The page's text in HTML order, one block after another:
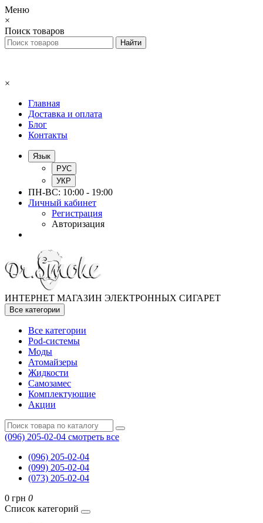
Меню
×
Поиск товаров
×
Главная
Доставка и оплата
Блог
Контакты
Язык
РУС
УКР
ПН-ВС: 10:00 - 19:00
Личный кабинет
Регистрация
Авторизация
ИНТЕРНЕТ МАГАЗИН ЭЛЕКТРОННЫХ СИГАРЕТ
Все категории
Все категории
Pod-системы
Моды
Атомайзеры
Жидкости
Самозамес
Комплектующие
Акции
(096) 205-02-04 смотреть все
(096) 205-02-04
(099) 205-02-04
(073) 205-02-04
0 грн 0
Список категорий